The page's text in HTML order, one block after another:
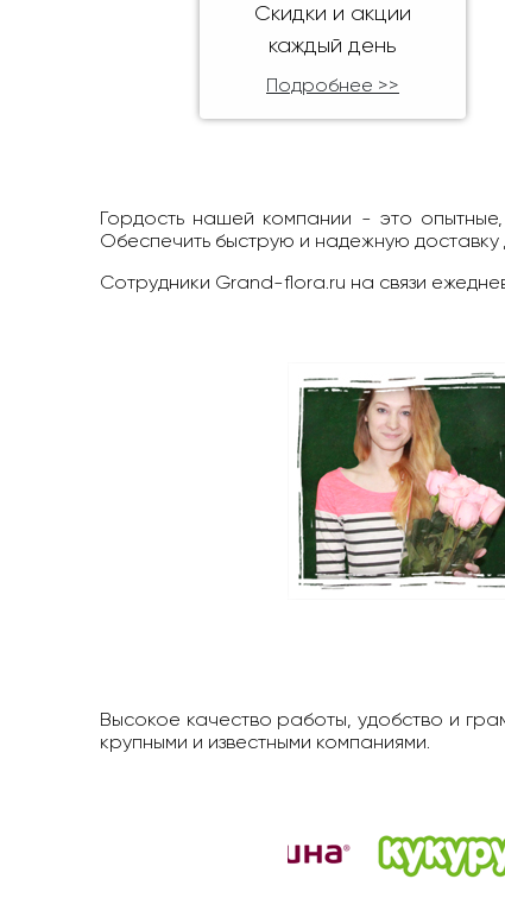
Скидки и акции
каждый день
Подробнее >>
Гордость нашей компании - это
Обеспечить быструю и надежную
Сотрудники Grand-flora.ru на связи
Высокое качество работы, удобство и
крупными и известными компаниями.